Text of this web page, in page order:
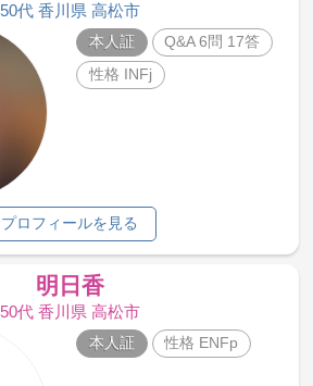
50代 香川県 高松市
本人証
Q&A 6問 17答
性格 INFj
プロフィールを見る
明日香
50代 香川県 高松市
本人証 性格 ENFp